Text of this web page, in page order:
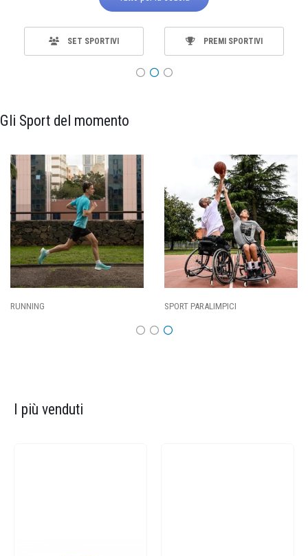
SET SPORTIVI PREMI SPORTIVI
Gli Sport del momento
I più venduti